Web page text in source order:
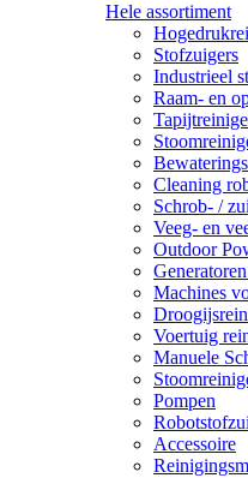
Hele assortiment
Stofzuigers
Industrieel
Raam- en
Cleaning
Schrob- /
Veeg- en
Outdoor
Machines
Voertuig
Manuele
Pompen
Accessoire